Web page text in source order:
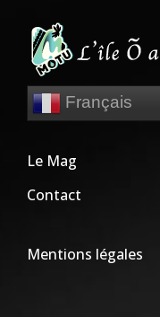
Français
Le Mag
Contact
Mentions légales